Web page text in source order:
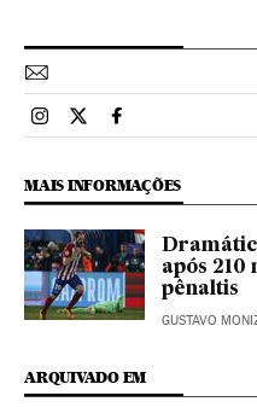
Esportes El País Brasil en
Esportes El País
Esportes El País
MAIS INFORMAÇÕES
após 210
pênaltis
GUSTAVO
ARQUIVADO EM